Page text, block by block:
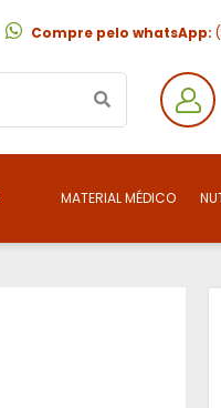
Compre pelo whatsApp:
MATERIAL MÉDICO